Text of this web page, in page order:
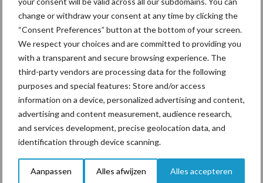
change or withdraw your consent at any time by clicking the
“Consent Preferences” button at the bottom of your screen.
We respect your choices and are committed to providing you
with a transparent and secure browsing experience. The
third-party vendors are processing data for the following
purposes and special features: Store and/or access
information on a device, personalized advertising and content,
advertising and content measurement, audience research,
and services development, precise geolocation data, and
identification through device scanning.
Aanpassen Alles afwijzen Alles accepteren
ForFarmers ziet volume en
marktaandeel groeien in
krimpende Nederlandse
markt
Tien praktische tips voor
een langere levensduur